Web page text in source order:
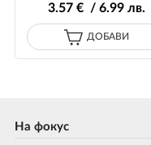
3.57€ / 6.99лв.
ДОБАВИ
На фокус